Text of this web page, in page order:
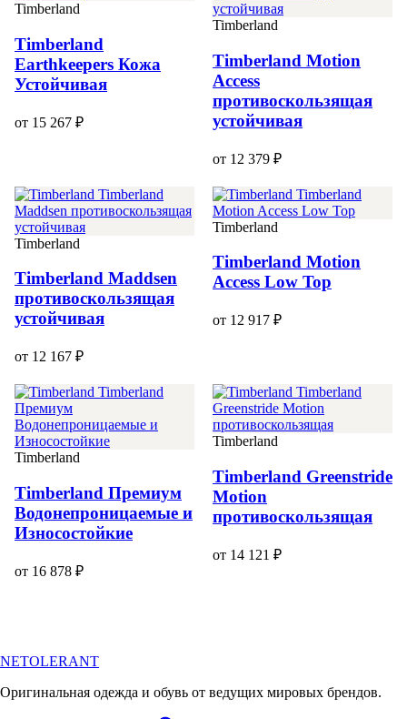
Timberland
Timberland
Earthkeepers Кожа
Устойчивая
от 15 267 ₽
Timberland
Timberland Motion
Access
противоскользящая
устойчивая
от 12 379 ₽
Timberland
Timberland Maddsen
противоскользящая
устойчивая
от 12 167 ₽
Timberland
Timberland Motion
Access Low Top
от 12 917 ₽
Timberland
Timberland Премиум
Водонепроницаемые и
Износостойкие
от 16 878 ₽
Timberland
Timberland Greenstride
Motion
противоскользящая
от 14 121 ₽
NETOLERANT
Оригинальная одежда и обувь от ведущих мировых брендов.